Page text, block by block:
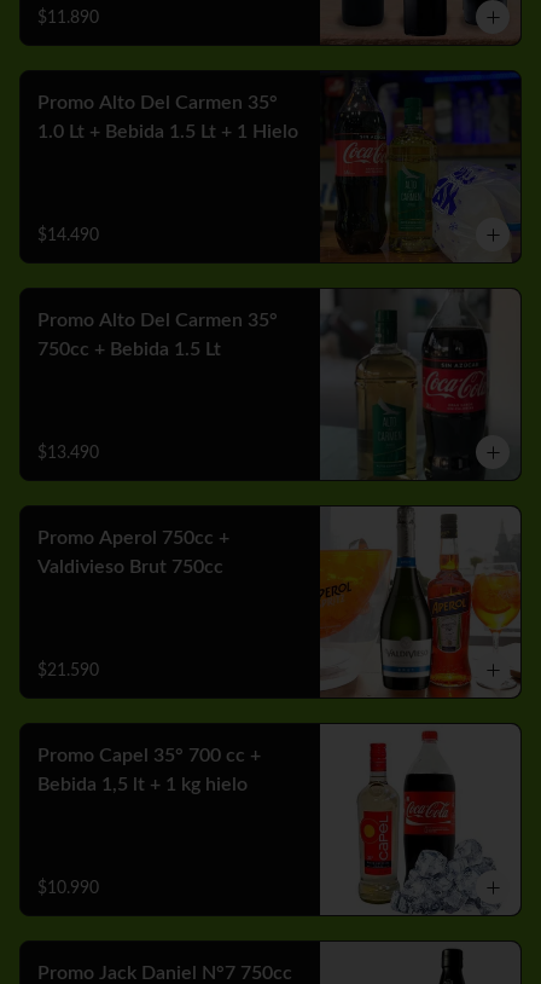
$11.890
Promo Alto Del Carmen 35°
1.0 Lt + Bebida 1.5 Lt + 1 Hielo
$14.490
Promo Alto Del Carmen 35°
750cc + Bebida 1.5 Lt
$13.490
Promo Aperol 750cc +
Valdivieso Brut 750cc
$21.590
Promo Capel 35° 700 cc +
Bebida 1,5 lt + 1 kg hielo
$10.990
Promo Jack Daniel N°7 750cc